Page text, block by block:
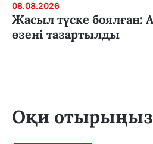
08.08.2026
Жасыл түске боялған:
өзені тазартылды
Оқи отырыңыз